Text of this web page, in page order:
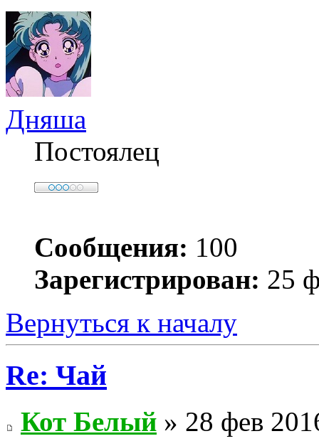
Дняша
Постоялец
Сообщения: 100
Зарегистрирован: 25
Вернуться к началу
Re: Чай
Кот Белый » 28 фев